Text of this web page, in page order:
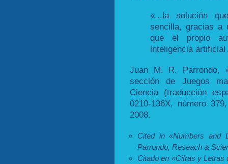
«...la solución
sencilla, gracias a
que el propio
inteligencia
Juan M. R. Parrondo,
sección de Juegos
Ciencia (traducción
0210-136X, número
2008.
Cited in «Numbers and
Parrondo, Reseach &
Citado en «Cifras y Letras